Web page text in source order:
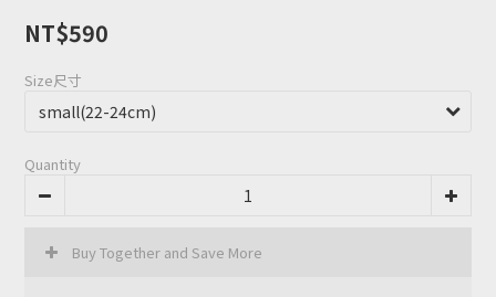
NT$590
Size尺寸
Quantity
Buy Together and Save More